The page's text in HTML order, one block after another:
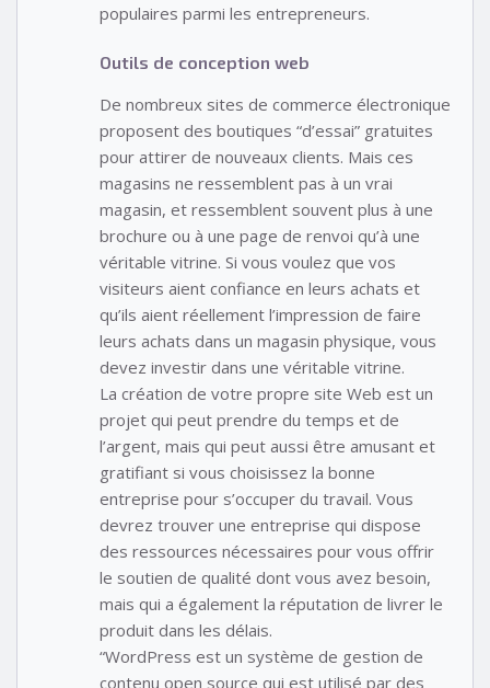
populaires parmi les entrepreneurs.
Outils de conception web
De nombreux sites de commerce électronique
proposent des boutiques “d’essai” gratuites
pour attirer de nouveaux clients. Mais ces
magasins ne ressemblent pas à un vrai
magasin, et ressemblent souvent plus à une
brochure ou à une page de renvoi qu’à une
véritable vitrine. Si vous voulez que vos
visiteurs aient confiance en leurs achats et
qu’ils aient réellement l’impression de faire
leurs achats dans un magasin physique, vous
devez investir dans une véritable vitrine.
La création de votre propre site Web est un
projet qui peut prendre du temps et de
l’argent, mais qui peut aussi être amusant et
gratifiant si vous choisissez la bonne
entreprise pour s’occuper du travail. Vous
devrez trouver une entreprise qui dispose
des ressources nécessaires pour vous offrir
le soutien de qualité dont vous avez besoin,
mais qui a également la réputation de livrer le
produit dans les délais.
“WordPress est un système de gestion de
contenu open source qui est utilisé par des